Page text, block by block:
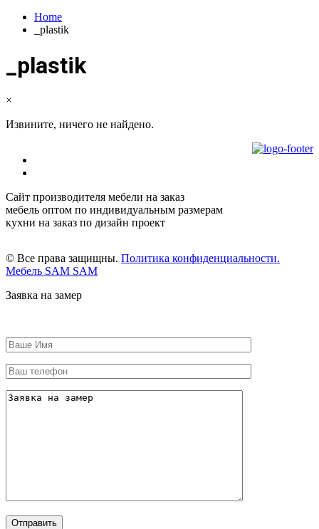
Home
_plastik
_plastik
×
Извините, ничего не найдено.
Сайт производителя мебели на заказ
мебель оптом по индивидуальным размерам
кухни на заказ по дизайн проект
© Все права защищны. Политика конфиденциальности.
Мебель SAM SAM
Заявка на замер